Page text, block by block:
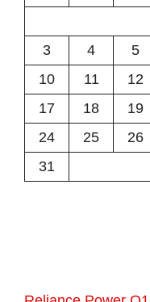
3
4 5
10
11 12
17
18 19
24
25 26
31